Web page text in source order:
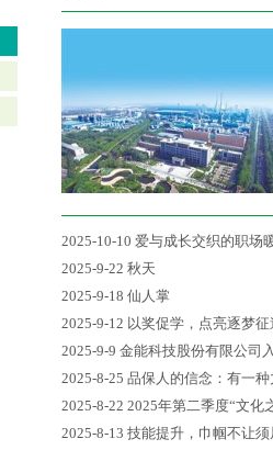
2025-10-10 爱与成长交织的职场
2025-9-22 秋天
2025-9-18 仙人掌
2025-9-12 以奖促学，点亮逐梦征
2025-9-9 金能科技股份有限公司
2025-8-25 品保人的信念：有一
2025-8-22 2025年第二季度“文化
2025-8-13 技能提升，巾帼不让须